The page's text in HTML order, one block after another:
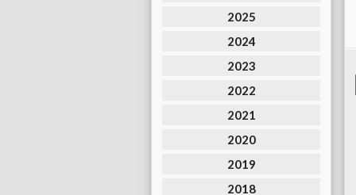
2025
2024
2023
2022
2021
2020
2019
2018